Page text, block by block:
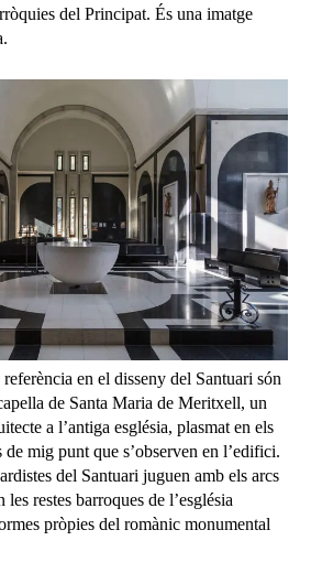
del Principat. És una imatge
en el disseny del Santuari són
de Santa Maria de Meritxell, un
a l’antiga església, plasmat en els
de mig punt que s’observen en l’edifici.
del Santuari juguen amb els arcs
restes barroques de l’església
pròpies del romànic monumental